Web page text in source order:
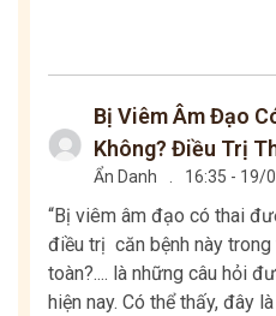
Bị Viêm Âm Đạo
Không? Điều Trị
Ẩn Danh . 16:35 - 19/
“Bị viêm âm đạo có thai
điều trị căn bệnh này trong
toàn?.... là những câu hỏi
hiện nay. Có thể thấy, đây